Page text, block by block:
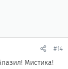
#14
Мистика!